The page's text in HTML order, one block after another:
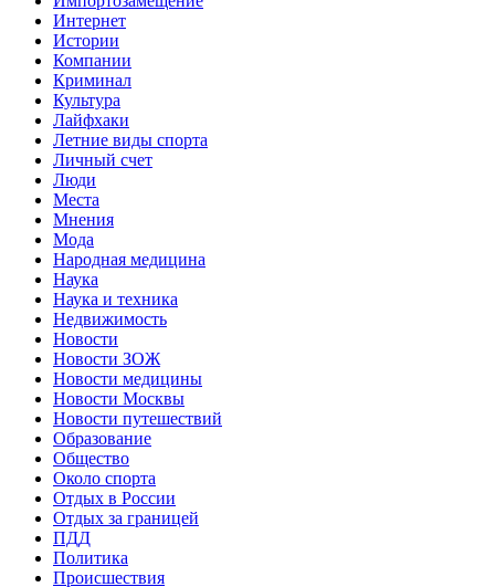
Интернет
Истории
Компании
Криминал
Культура
Лайфхаки
Летние виды спорта
Личный счет
Люди
Места
Мнения
Мода
Народная медицина
Наука
Наука и техника
Недвижимость
Новости
Новости ЗОЖ
Новости медицины
Новости Москвы
Новости путешествий
Образование
Общество
Около спорта
Отдых в России
Отдых за границей
ПДД
Политика
Происшествия